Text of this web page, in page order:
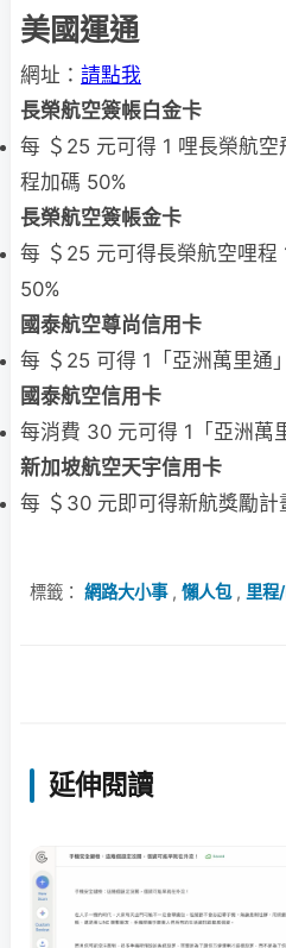
美國運通
網址： 請點我
長榮航空簽帳白金卡
每 ＄25 元可得 1 哩長榮航
程加碼 50%
長榮航空簽帳金卡
每 ＄25 元可得長榮航空哩程
50%
國泰航空尊尚信用卡
每 ＄25 可得 1「亞洲萬里通
國泰航空信用卡
每消費 30 元可得 1「亞洲萬
新加坡航空天宇信用卡
每 ＄30 元即可得新航獎勵
標籤： 網路大小事, 懶人包, 里程
延伸閱讀